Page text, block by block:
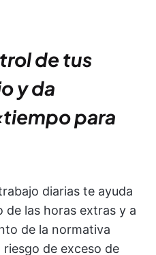
de tus
y da
para
diarias te ayuda
de las horas extras y a
de la normativa
de exceso de